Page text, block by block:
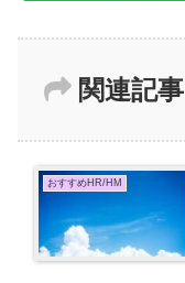
関連記事
おすすめHR/HM